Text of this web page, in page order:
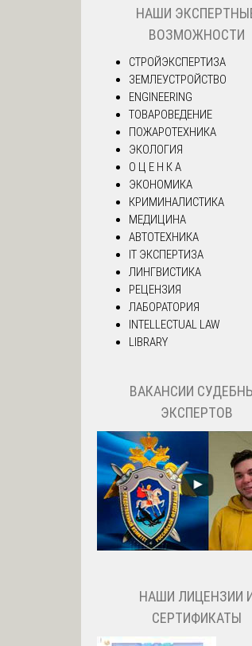
НАШИ
ВОЗМОЖНОСТИ
СТРОЙЭКСПЕРТИЗА
ЗЕМЛЕУСТРОЙСТВО
ENGINEERING
ТОВАРОВЕДЕНИЕ
ПОЖАРОТЕХНИКА
ЭКОЛОГИЯ
О Ц Е Н К А
ЭКОНОМИКА
КРИМИНАЛИСТИКА
МЕДИЦИНА
АВТОТЕХНИКА
IT ЭКСПЕРТИЗА
ЛИНГВИСТИКА
РЕЦЕНЗИЯ
ЛАБОРАТОРИЯ
INTELLECTUAL LAW
LIBRARY
ВАКАНСИИ
ЭКСПЕРТОВ
НАШИ ЛИЦЕНЗИИ
СЕРТИФИКАТЫ